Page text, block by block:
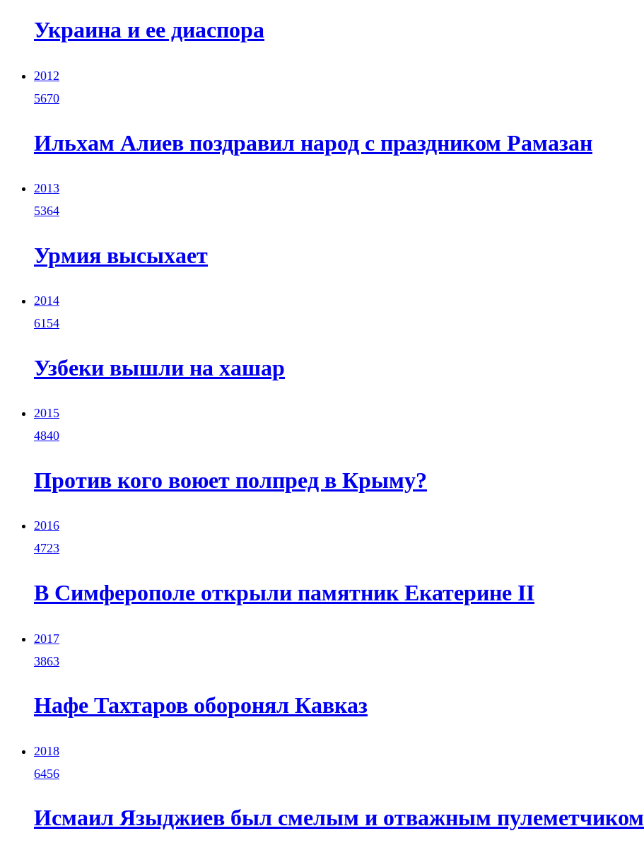
Украина и ее диаспора
2012
5670
Ильхам Алиев поздравил народ с праздником Рамазан
2013
5364
Урмия высыхает
2014
6154
Узбеки вышли на хашар
2015
4840
Против кого воюет полпред в Крыму?
2016
4723
В Симферополе открыли памятник Екатерине II
2017
3863
Нафе Тахтаров оборонял Кавказ
2018
6456
Исмаил Языджиев был смелым и отважным пулеметчиком